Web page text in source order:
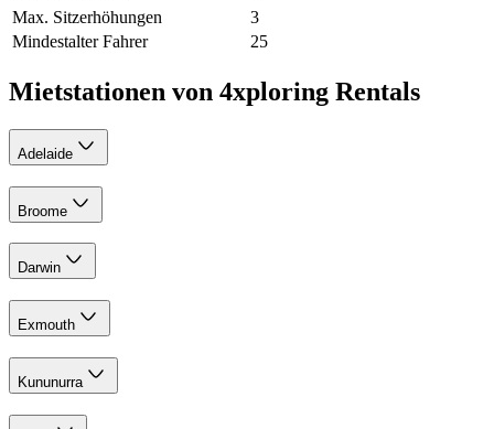
Max. Sitzerhöhungen
3
Mindestalter Fahrer
25
Mietstationen von 4xploring Rentals
Adelaide
Broome
Darwin
Exmouth
Kununurra